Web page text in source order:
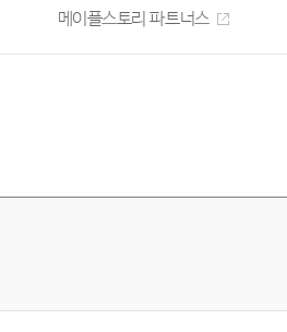
메이플스토리 파트너스